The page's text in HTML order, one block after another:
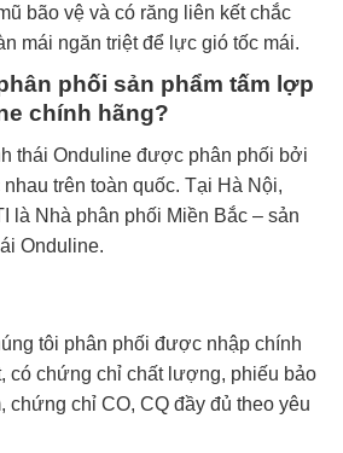
bão vệ và có răng liên kết chắc
mái ngăn triệt để lực gió tốc mái.
phối sản phẩm tấm lợp
chính hãng?
thái Onduline được phân phối bởi
trên toàn quốc. Tại Hà Nội,
là Nhà phân phối Miền Bắc – sản
Onduline.
tôi phân phối được nhập chính
có chứng chỉ chất lượng, phiếu bảo
chứng chỉ CO, CQ đầy đủ theo yêu